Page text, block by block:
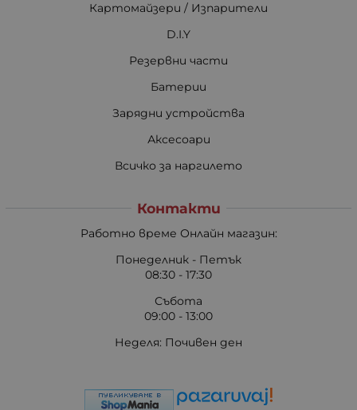
Картомайзери / Изпарители
D.I.Y
Резервни части
Батерии
Зарядни устройства
Аксесоари
Всичко за наргилето
Контакти
Работно време Онлайн магазин:
Понеделник - Петък
08:30 - 17:30
Събота
09:00 - 13:00
Неделя: Почивен ден